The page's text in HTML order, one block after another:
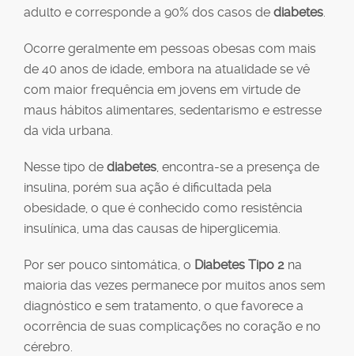
adulto e corresponde a 90% dos casos de diabetes.
Ocorre geralmente em pessoas obesas com mais
de 40 anos de idade, embora na atualidade se vê
com maior frequência em jovens em virtude de
maus hábitos alimentares, sedentarismo e estresse
da vida urbana.
Nesse tipo de diabetes, encontra-se a presença de
insulina, porém sua ação é dificultada pela
obesidade, o que é conhecido como resistência
insulínica, uma das causas de hiperglicemia.
Por ser pouco sintomática, o Diabetes Tipo 2 na
maioria das vezes permanece por muitos anos sem
diagnóstico e sem tratamento, o que favorece a
ocorrência de suas complicações no coração e no
cérebro.